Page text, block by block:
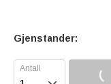
Gjenstander: